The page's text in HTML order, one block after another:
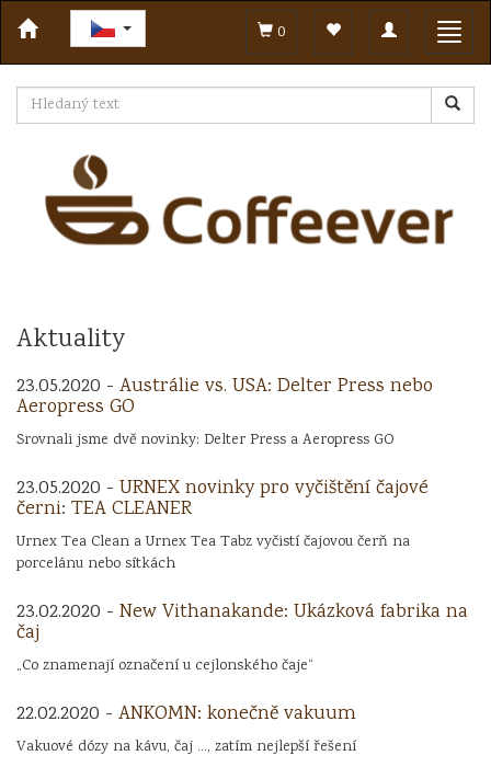
Toggle
navigation
0
Aktuality
23.05.2020 - Austrálie vs. USA: Delter Press nebo
Aeropress GO
Srovnali jsme dvě novinky: Delter Press a Aeropress GO
23.05.2020 - URNEX novinky pro vyčištění čajové
černi: TEA CLEANER
Urnex Tea Clean a Urnex Tea Tabz vyčistí čajovou čerň na
porcelánu nebo sítkách
23.02.2020 - New Vithanakande: Ukázková fabrika na
čaj
„Co znamenají označení u cejlonského čaje“
22.02.2020 - ANKOMN: konečně vakuum
Vakuové dózy na kávu, čaj ..., zatím nejlepší řešení